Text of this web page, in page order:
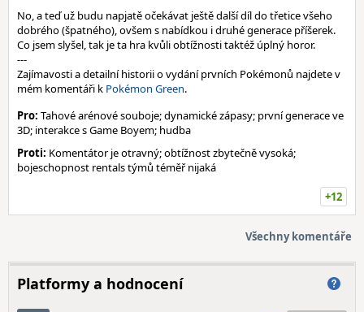
No, a teď už budu napjatě očekávat ještě další díl do třetice všeho
dobrého (špatného), ovšem s nabídkou i druhé generace příšerek.
Co jsem slyšel, tak je ta hra kvůli obtížnosti taktéž úplný horor.
---
Zajímavosti a detailní historii o vydání prvních Pokémonů najdete v
mém komentáři k Pokémon Green.
Pro: Tahové arénové souboje; dynamické zápasy; první generace ve
3D; interakce s Game Boyem; hudba
Proti: Komentátor je otravný; obtížnost zbytečně vysoká;
bojeschopnost rentals týmů téměř nijaká
+12
Všechny komentáře
Platformy a hodnocení